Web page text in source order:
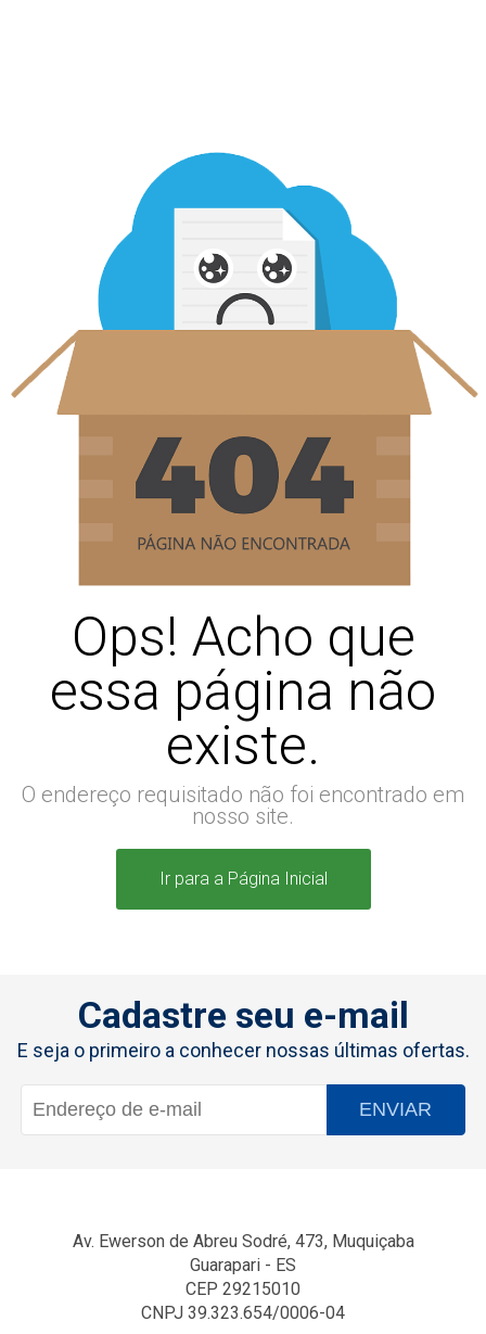
Ops! Acho que
essa página não
existe.
O endereço requisitado não foi encontrado em
nosso site.
Ir para a Página Inicial
Cadastre seu e-mail
E seja o primeiro a conhecer nossas últimas ofertas.
ENVIAR
Av. Ewerson de Abreu Sodré, 473, Muquiçaba
Guarapari - ES
CEP 29215010
CNPJ 39.323.654/0006-04